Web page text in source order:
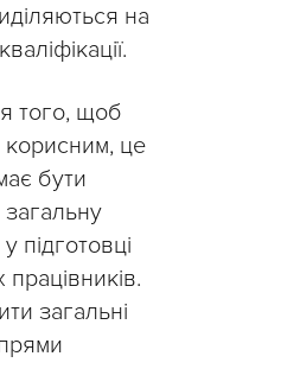
на
того, щоб
корисним, це
бути
підготовці
працівників.
загальні